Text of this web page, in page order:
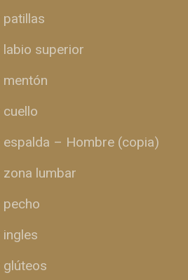
patillas
labio superior
mentón
cuello
espalda – Hombre (copia)
lumbar
pecho
ingles
glúteos